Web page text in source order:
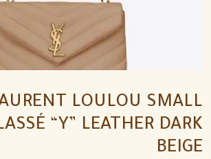
LOULOU SMALL
“Y” LEATHER DARK
BEIGE